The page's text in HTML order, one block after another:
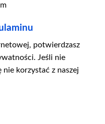
potwierdzasz
Jeśli nie
nie korzystać z naszej